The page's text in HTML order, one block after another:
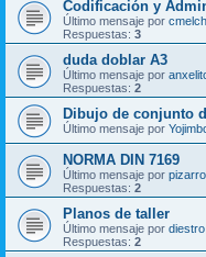
Codificación y
Último mensaje por
Respuestas: 3
duda doblar A3
Último mensaje por
Respuestas: 2
Dibujo de conjunto
Último mensaje por
NORMA DIN 7169
Último mensaje por pizarro
Respuestas: 2
Planos de taller
Último mensaje por diestro
Respuestas: 2